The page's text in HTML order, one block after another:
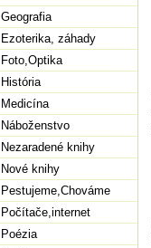
Geografia
Ezoterika, záhady
Foto,Optika
História
Medicína
Náboženstvo
Nezaradené knihy
Nové knihy
Pestujeme,Chováme
Počítače,internet
Poézia